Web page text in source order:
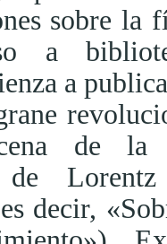
sobre la
a
a
de la
de
decir,